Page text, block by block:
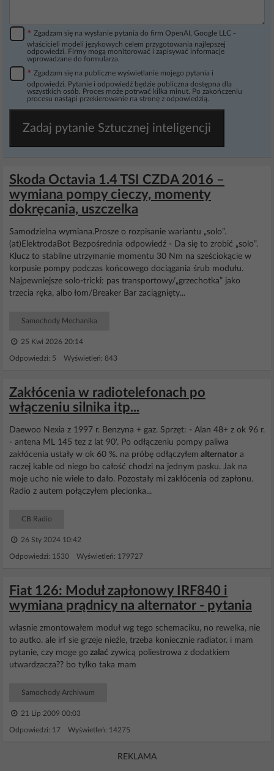
* Zgadzam się na wysłanie pytania do firm OpenAI, Google LLC -
właścicieli modeli językowych celem przygotowania najlepszej
odpowiedzi. Firmy mogą monitorować i zapisywać informacje
wprowadzane do formularza.
* Zgadzam się na publiczne wyświetlanie mojego pytania i
odpowiedzi. Pytanie i odpowiedź będzie publiczna dostępna dla
wszystkich osób. Proces może potrwać kilka minut. Po zakończeniu
procesu nastąpi przekierowanie na stronę z odpowiedzią.
Zadaj pytanie Sztucznej inteligencji
Skoda Octavia 1.4 TSI CZDA 2016 –
wymiana pompy cieczy, momenty
dokręcania, uszczelka
Samodzielna wymiana.Prosze o rozpisanie wariantu „solo”.
(at)ElektrodaBot Bezpośrednia odpowiedź - Da się to zrobić „solo”.
Klucz to stabilne utrzymanie momentu 30 Nm na sześciokącie w
korpusie pompy podczas końcowego dociągania śrub modułu.
Najpewniejsze solo-tricki: pas transportowy/„grzechotka” jako
trzecia ręka, albo łom/Breaker Bar zaciągnięty...
Samochody Mechanika
25 Kwi 2026 20:14
Odpowiedzi: 5 Wyświetleń: 843
Zakłócenia w radiotelefonach po
włączeniu silnika itp...
Daewoo Nexia z 1997 r. Benzyna + gaz. Sprzęt: - Alan 48+ z ok 96 r.
- antena ML 145 tez z lat 90'. Po odłączeniu pompy paliwa
zakłócenia ustały w ok 60 %. na próbę odłączyłem alternator a
raczej kable od niego bo całość chodzi na jednym pasku. Jak na
moje ucho nie wiele to dało. Pozostały mi zakłócenia od zapłonu.
Radio z autem połączyłem plecionka...
CB Radio
26 Sty 2024 10:42
Odpowiedzi: 1530 Wyświetleń: 179727
Fiat 126: Moduł zapłonowy IRF840 i
wymiana prądnicy na alternator - pytania
własnie zmontowałem moduł wg tego schemaciku, no rewelka, nie
to autko. ale irf sie grzeje nieźle, trzeba koniecznie radiator. i mam
pytanie, czy moge go zalać zywicą poliestrowa z dodatkiem
utwardzacza?? bo tylko taka mam
Samochody Archiwum
21 Lip 2009 00:03
Odpowiedzi: 17 Wyświetleń: 14275
REKLAMA